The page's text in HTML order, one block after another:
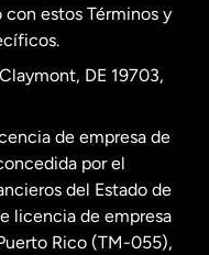
estos Términos y
DE 19703,
de empresa de
por el
del Estado de
licencia de empresa
Rico (TM-055),